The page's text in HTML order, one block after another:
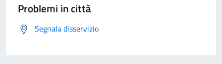
Problemi in città
Segnala disservizio